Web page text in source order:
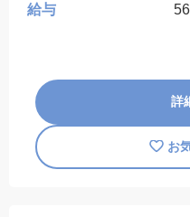
給与
詳
お